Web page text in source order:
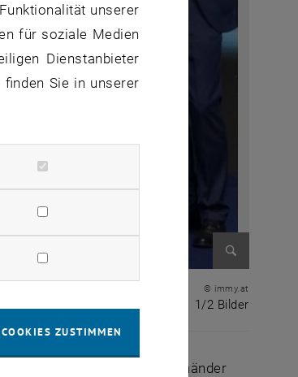
© immy.at
1/2 Bilder
und Vermögenstreuhänder
unserer
für soziale Medien
Dienstanbieter
Sie in unserer
ZUSTIMMEN